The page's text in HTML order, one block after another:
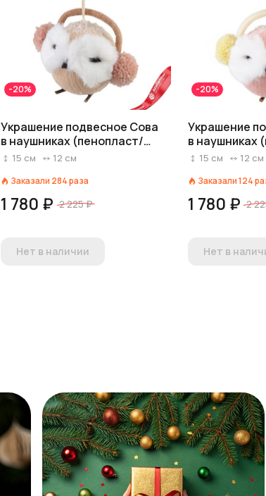
-20%
Украшение подвесное Сова
в наушниках (пенопласт/
текстиль), H15x12x8см,
15 см 12 см
Заказали 284раза
1 780 ₽ 2 225 ₽
Нет в наличии
-20%
Украшение
в наушниках
текстиль),
15 см 12 см
Заказали124
1 780 ₽ 2
Нет в